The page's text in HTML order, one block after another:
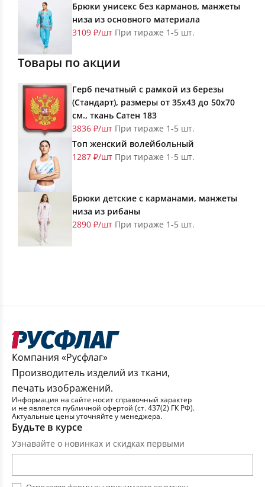
Брюки унисекс без карманов, манжеты
низа из основного материала
3109 ₽/шт При тираже 1-5 шт.
Товары по акции
Герб печатный с рамкой из березы
(Стандарт), размеры от 35х43 до 50х70
см., ткань Сатен 183
3836 ₽/шт При тираже 1-5 шт.
Топ женский волейбольный
1287 ₽/шт При тираже 1-5 шт.
Брюки детские с карманами, манжеты
низа из рибаны
2890 ₽/шт При тираже 1-5 шт.
Компания «Русфлаг»
Производитель изделий из ткани,
печать изображений.
Информация на сайте носит справочный характер
и не является публичной офертой (ст. 437(2) ГК РФ).
Актуальные цены уточняйте у менеджера.
Будьте в курсе
Узнавайте о новинках и скидках первыми